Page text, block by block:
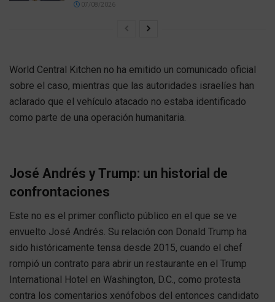
07/08/2026
World Central Kitchen no ha emitido un comunicado oficial
sobre el caso, mientras que las autoridades israelíes han
aclarado que el vehículo atacado no estaba identificado
como parte de una operación humanitaria.
José Andrés y Trump: un historial de
confrontaciones
Este no es el primer conflicto público en el que se ve
envuelto José Andrés. Su relación con Donald Trump ha
sido históricamente tensa desde 2015, cuando el chef
rompió un contrato para abrir un restaurante en el Trump
International Hotel en Washington, D.C., como protesta
contra los comentarios xenófobos del entonces candidato